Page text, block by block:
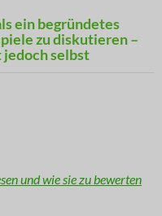
ein begründetes
zu diskutieren –
jedoch selbst
und wie sie zu bewerten